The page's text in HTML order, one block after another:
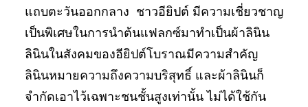
แถบตะวันออกกลาง ชาวอียิปต์ มีความเชี่ยวชาญ
เป็นพิเศษในการนำต้นแฟลกซ์มาทำเป็นผ้าลินิน
ลินินในสังคมของอียิปต์โบราณมีความสำคัญ
ลินินหมายความถึงความบริสุทธิ์ และผ้าลินินก็
จำกัดเอาไว้เฉพาะชนชั้นสูงเท่านั้น ไม่ได้ใช้กัน